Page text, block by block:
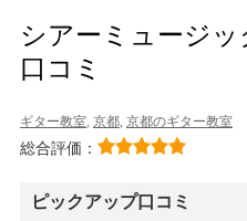
シアーミュージッ
口コミ
ギター教室, 京都, 京都のギター教室
総合評価：
ピックアップ口コミ